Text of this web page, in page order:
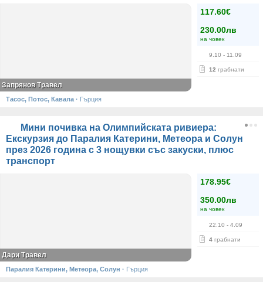
117.60€
230.00лв
на човек
9.10 - 11.09
12 грабнати
Запрянов Травел
Тасос, Потос, Кавала · Гърция
Мини почивка на Олимпийската ривиера:
Екскурзия до Паралия Катерини, Метеора и Солун
през 2026 година с 3 нощувки със закуски, плюс
транспорт
178.95€
350.00лв
на човек
22.10 - 4.09
4 грабнати
Дари Травел
Паралия Катерини, Метеора, Солун · Гърция